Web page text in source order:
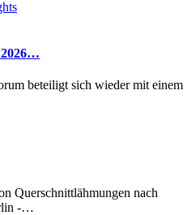
2026…
beteiligt sich wieder mit einem
Querschnittlähmungen nach
-…